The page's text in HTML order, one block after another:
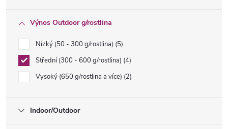
Výnos Outdoor g/rostlina
Nízký (50 - 300 g/rostlina) 5
Střední (300 - 600 g/rostlina) 4
Vysoký (650 g/rostlina a více) 2
Indoor/Outdoor